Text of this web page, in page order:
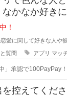
かなか好き
きになる人って
！
恋愛に関して好きな人や
質問 アプリ マッ
」承認で100PayPay！
控えてくだ